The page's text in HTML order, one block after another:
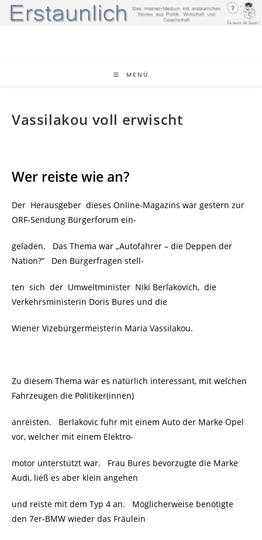
Zum
Inhalt
MENÜ
Vassilakou voll erwischt
Wer reiste wie an?
Der Herausgeber dieses Online-Magazins war gestern zur
ORF-Sendung Bürgerforum ein-
geladen. Das Thema war „Autofahrer – die Deppen der
Nation?“ Den Bürgerfragen stell-
ten sich der Umweltminister Niki Berlakovich, die
Verkehrsministerin Doris Bures und die
Wiener Vizebürgermeisterin Maria Vassilakou.
Zu diesem Thema war es natürlich interessant, mit welchen
Fahrzeugen die Politiker(innen)
anreisten. Berlakovic fuhr mit einem Auto der Marke Opel
vor, welcher mit einem Elektro-
motor unterstützt war. Frau Bures bevorzugte die Marke
Audi, ließ es aber klein angehen
und reiste mit dem Typ 4 an. Möglicherweise benötigte
den 7er-BMW wieder das Fräulein